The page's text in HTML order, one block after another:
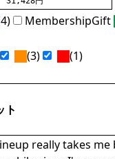
MembershipGift
(3) (1)
ト
really takes me